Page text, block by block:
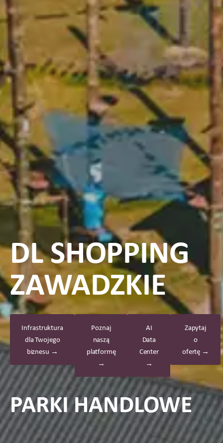
DL SHOPPING
ZAWADZKIE
Infrastruktura
dla Twojego
biznesu →
Poznaj
naszą
platformę
→
AI
Data
Center
→
Zapytaj
o
ofertę →
PARKI HANDLOWE